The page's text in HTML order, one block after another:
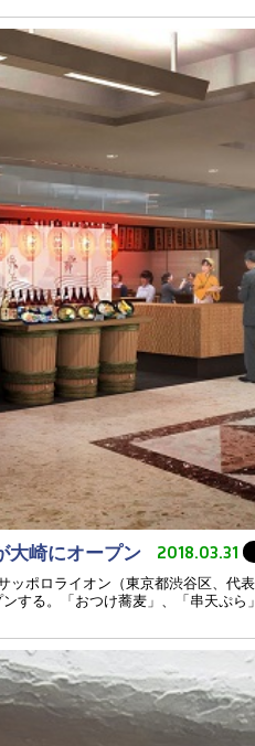
大崎にオープン 2018.03.31
ポロライオン（東京都渋谷区、代
する。「おつけ蕎麦」、「串天ぷ